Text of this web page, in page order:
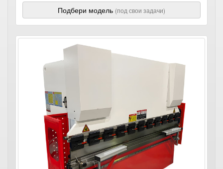
Подбери модель (под свои задачи)